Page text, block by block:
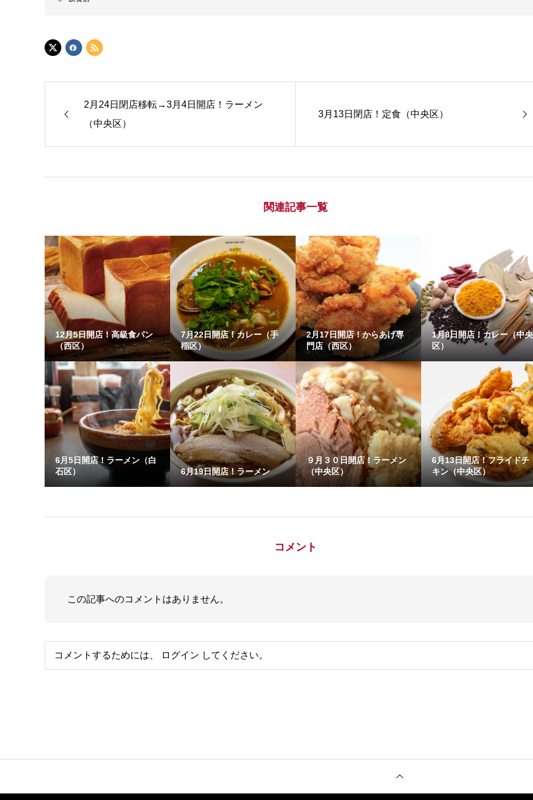
2月24日閉店移転→3月4日開店！ラーメン
（中央区）
3月13日閉店！定食（中央区）
関連記事一覧
12月5日開店！高級食パン
（西区）
7月22日開店！カレー（手
稲区）
2月17日開店！からあげ専
門店（西区）
1月8日開店！カレー（中央
区）
6月5日開店！ラーメン（白
石区）
6月19日開店！ラーメン
９月３０日開店！ラーメン
（中央区）
6月13日開店！フライドチ
キン（中央区）
コメント
この記事へのコメントはありません。
コメントするためには、 ログイン してください。